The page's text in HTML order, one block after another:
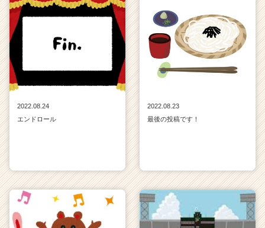
2022.08.24
エンドロール
2022.08.23
最後の投稿です！